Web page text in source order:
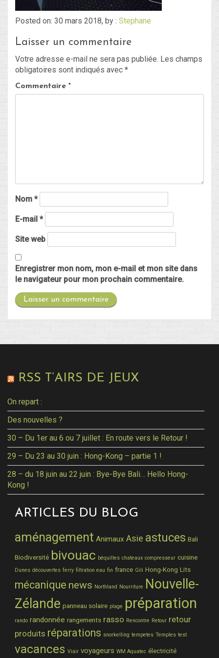
Posted on: 30 mars 2018, by : Stephane
Laisser un commentaire
Votre adresse e-mail ne sera pas publiée. Les champs
obligatoires sont indiqués avec *
Commentaire *
Nom *
E-mail *
Site web
Enregistrer mon nom, mon e-mail et mon site dans
le navigateur pour mon prochain commentaire.
RSS T’AIRS DE JEUX
On repart :
Des nouvelles ?
30 – Du 1er au 6 ou 7 juillet : En route vers le Retour !
29 – Du 23 au 30 juin : Hong-Kong – partie 1 !
28 – du 18 juin au 22 juin : Bye-Bye Bali… Hello Hong-
Kong !
ARTICLES DU BLOG
aménagement Animaux Asie astuces Bali
Biodiversité bivouac béquilles chateaux compresseur cuisine
Dunes découvertes ferry filtration eau fin france Gili Hong-Kong Lits
mécanique news Northland Nourriture Nouvelle-
Zélande panneau solaire plage préparation
rando randonnée rangements rasso Rencontre Retour retour
produits réparations snorkelling tempetes Temples test
vacances Viair voyageurs WM Aquatec électricité